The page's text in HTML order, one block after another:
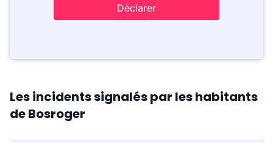
Déclarer
Les incidents signalés par les habitants
de Bosroger